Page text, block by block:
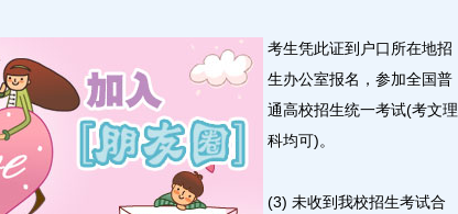
考生凭此证到户口所在地招
生办公室报名，参加全国普
通高校招生统一考试(考文理
科均可)。
(3) 未收到我校招生考试合